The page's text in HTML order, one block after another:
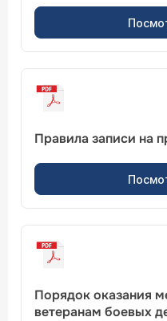
Правила записи на
Порядок оказания
ветеранам боевых